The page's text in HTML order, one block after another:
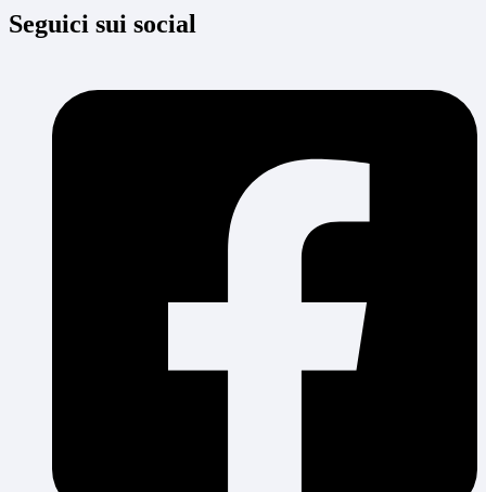
Seguici sui social